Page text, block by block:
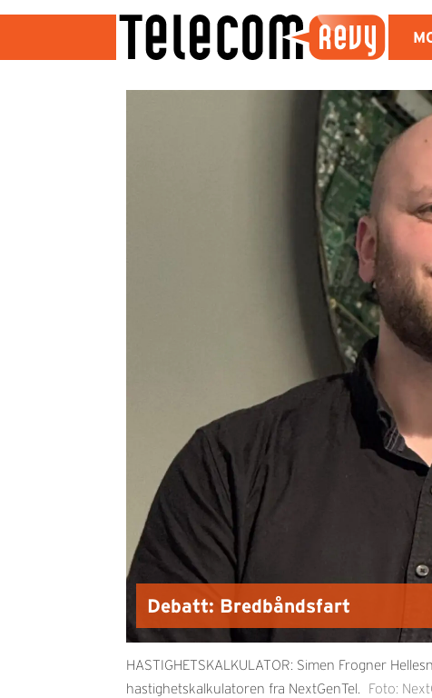
Debatt: Bredbåndsfart
HASTIGHETSKALKULATOR: Simen Frogner
hastighetskalkulatoren fra NextGenTel.
Foto: